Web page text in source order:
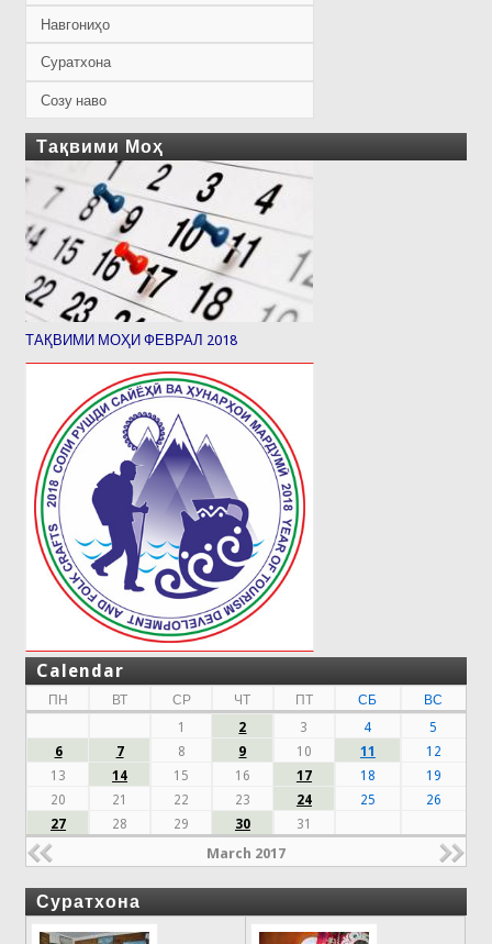
Навгониҳо
Суратхона
Созу наво
Тақвими Моҳ
ТАҚВИМИ МОҲИ ФЕВРАЛ 2018
Calendar
ПН ВТ СР ЧТ ПТ СБ
ВС
1
2 3 4
5
6
7 8 9 10 11
12
13
14 15 16 17 18
19
20
21 22 23 24 25
26
27
28 29 30 31
March 2017
Суратхона